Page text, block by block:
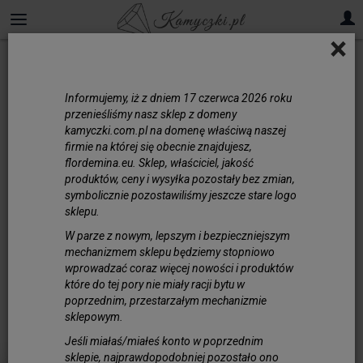
×
Informujemy, iż z dniem 17 czerwca 2026 roku
przenieśliśmy nasz sklep z domeny
kamyczki.com.pl na domenę właściwą naszej
firmie na której się obecnie znajdujesz,
flordemina.eu. Sklep, właściciel, jakość
produktów, ceny i wysyłka pozostały bez zmian,
symbolicznie pozostawiliśmy jeszcze stare logo
sklepu.
W parze z nowym, lepszym i bezpieczniejszym
mechanizmem sklepu będziemy stopniowo
wprowadzać coraz więcej nowości i produktów
które do tej pory nie miały racji bytu w
poprzednim, przestarzałym mechanizmie
sklepowym.
Jeśli miałaś/miałeś konto w poprzednim
sklepie, najprawdopodobniej pozostało ono